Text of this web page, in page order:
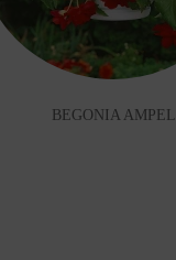
BEGONIA AMPEL